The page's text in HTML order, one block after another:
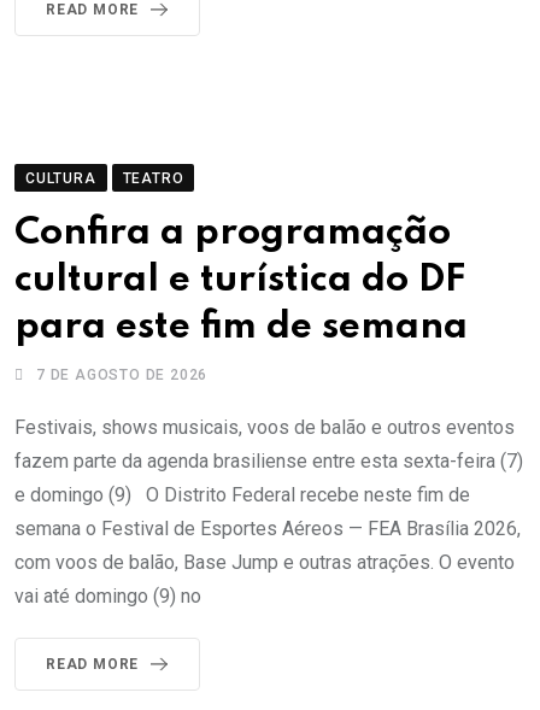
READ MORE
CULTURA TEATRO
Confira a programação
cultural e turística do DF
para este fim de semana
7 DE AGOSTO DE 2026
Festivais, shows musicais, voos de balão e outros eventos
fazem parte da agenda brasiliense entre esta sexta-feira (7)
e domingo (9) O Distrito Federal recebe neste fim de
semana o Festival de Esportes Aéreos — FEA Brasília 2026,
com voos de balão, Base Jump e outras atrações. O evento
vai até domingo (9) no
READ MORE